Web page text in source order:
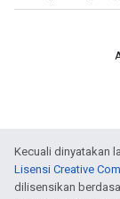
Kecuali dinyatakan
Lisensi Creative
dilisensikan